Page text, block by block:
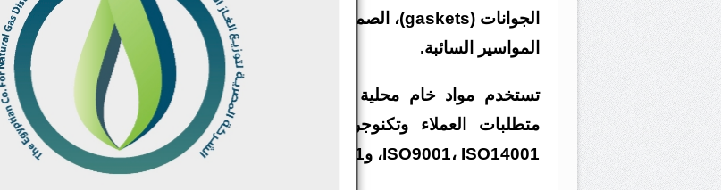
الجوانات (gaskets)، الصمامات (valves) والمحابس ومشاريع توريد كاملة لمواد
المواسير السائبة.
تستخدم مواد خام محلية وأوروبية، وتنتج أجزاء قياسية وغير قياسية حسب
متطلبات العملاء وتكنوجروب ا معتمدة من جهات عالمية مثل API-6A،
ISO9001، ISO14001، وISO45001.